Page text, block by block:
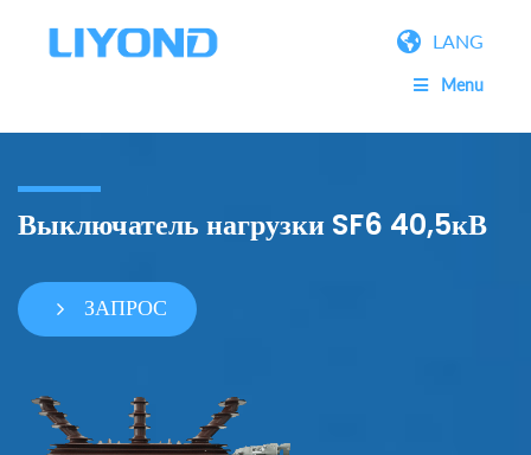
LANG
Menu
Выключатель нагрузки SF6 40,5кВ
ЗАПРОС